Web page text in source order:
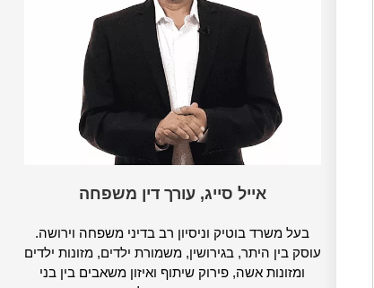
אייל סייג, עורך דין משפחה
בעל משרד בוטיק וניסיון רב בדיני משפחה וירושה.
עוסק בין היתר, בגירושין, משמורת ילדים, מזונות ילדים
ומזונות אשה, פירוק שיתוף ואיזון משאבים בין בני